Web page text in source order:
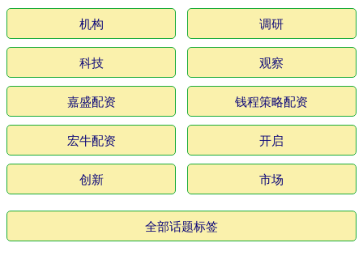
机构 调研
科技 观察
嘉盛配资 钱程策略配资
宏牛配资 开启
创新 市场
全部话题标签